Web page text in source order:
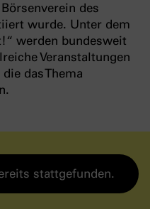
des
wurde. Unter dem
werden bundesweit
Veranstaltungen
das Thema
stattgefunden.